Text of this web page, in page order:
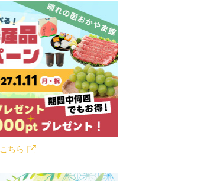
こちら